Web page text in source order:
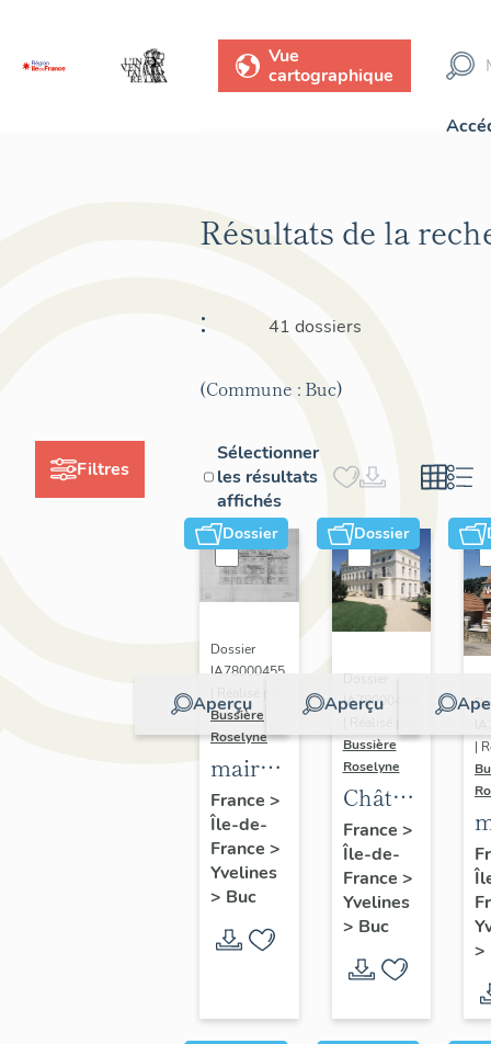
Vue
cartographique
Filtres
Résultats de la
:
41 dossiers
(Commune : Buc)
Sélectionner
les résultats
affichés
Dossier
Aperçu
Dossier
IA78000455
Bussière
Roselyne
mairie-
école
(non
réalisé)
France >
Île-de-
France >
Yvelines
> Buc
Dossier
Aperçu
Dossier
IA78000460
Bussière
Roselyne
Château
du
Haut-
Buc
France >
Île-de-
France >
Yvelines
> Buc
|
>